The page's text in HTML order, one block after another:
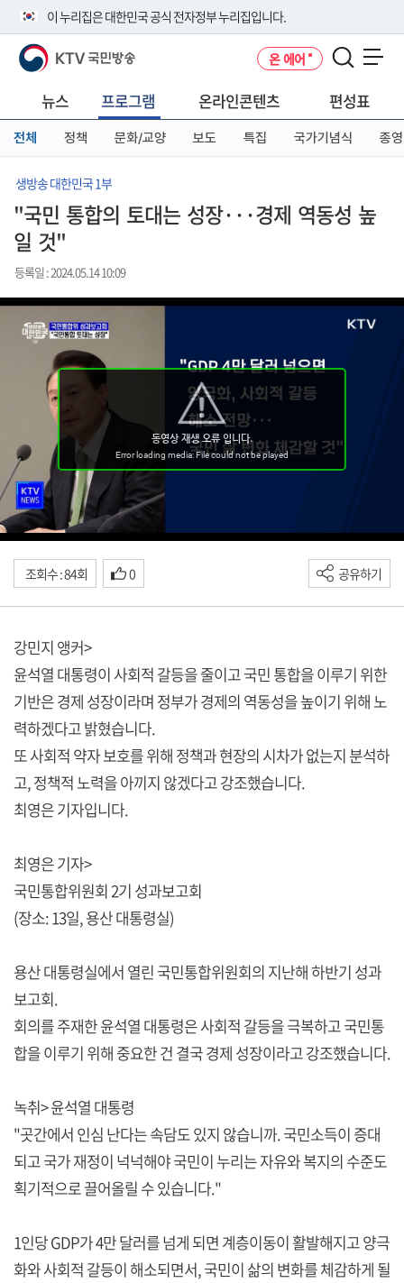
이 누리집은 대한민국 공식 전자정부 누리집입니다.
공식 누리집 주소 확인하기
니다.
이밖에 or.kr 또는 .kr등 다른 도메인 주소를 사용하고 있다면 아래 URL에
서 도메인 주소를 확인해 보세요
KTV 국민방송 온 에어
뉴스 프로그램 온라인콘텐츠 편성표
전체 정책 문화/교양 보도 특집 국가기념식 종영
생방송 대한민국 1부
"국민 통합의 토대는 성장···경제 역동성 높
일 것"
등록일 : 2024.05.14 10:09
조회수 : 84회 0 공유하기
강민지 앵커>
윤석열 대통령이 사회적 갈등을 줄이고 국민 통합을 이루기 위한
기반은 경제 성장이라며 정부가 경제의 역동성을 높이기 위해 노
력하겠다고 밝혔습니다.
또 사회적 약자 보호를 위해 정책과 현장의 시차가 없는지 분석하
고, 정책적 노력을 아끼지 않겠다고 강조했습니다.
최영은 기자입니다.
최영은 기자>
국민통합위원회 2기 성과보고회
(장소: 13일, 용산 대통령실)
용산 대통령실에서 열린 국민통합위원회의 지난해 하반기 성과
보고회.
회의를 주재한 윤석열 대통령은 사회적 갈등을 극복하고 국민통
합을 이루기 위해 중요한 건 결국 경제 성장이라고 강조했습니다.
녹취> 윤석열 대통령
"곳간에서 인심 난다는 속담도 있지 않습니까. 국민소득이 증대
되고 국가 재정이 넉넉해야 국민이 누리는 자유와 복지의 수준도
획기적으로 끌어올릴 수 있습니다."
1인당 GDP가 4만 달러를 넘게 되면 계층이동이 활발해지고 양극
화와 사회적 갈등이 해소되면서, 국민이 삶의 변화를 체감하게 될